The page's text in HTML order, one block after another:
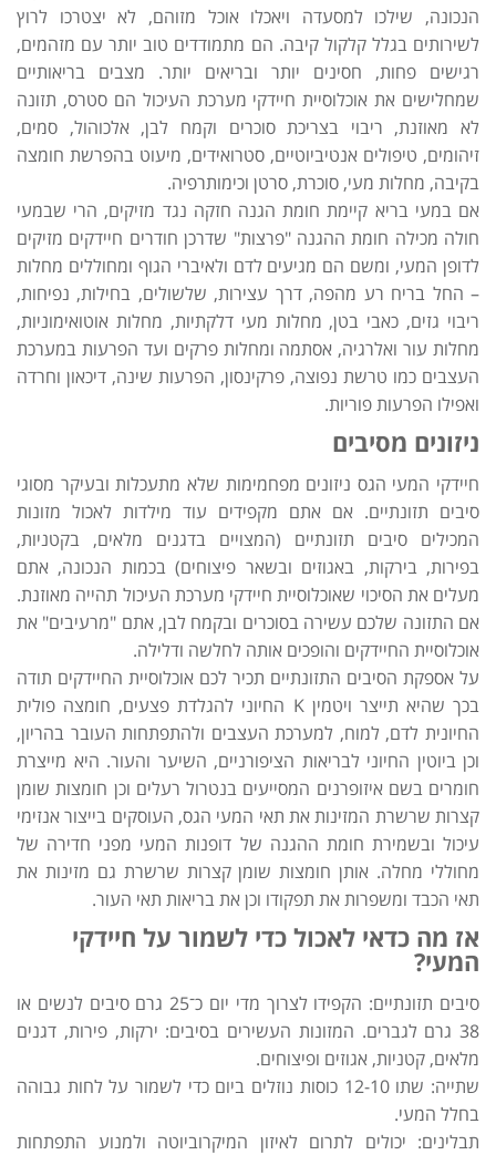
הנכונה, שילכו למסעדה ויאכלו אוכל מזוהם, לא יצטרכו לרוץ
לשירותים בגלל קלקול קיבה. הם מתמודדים טוב יותר עם מזהמים,
רגישים פחות, חסינים יותר ובריאים יותר. מצבים בריאותיים
שמחלישים את אוכלוסיית חיידקי מערכת העיכול הם סטרס, תזונה
לא מאוזנת, ריבוי בצריכת סוכרים וקמח לבן, אלכוהול, סמים,
זיהומים, טיפולים אנטיביוטיים, סטרואידים, מיעוט בהפרשת חומצה
בקיבה, מחלות מעי, סוכרת, סרטן וכימותרפיה.
אם במעי בריא קיימת חומת הגנה חזקה נגד מזיקים, הרי שבמעי
חולה מכילה חומת ההגנה "פרצות" שדרכן חודרים חיידקים מזיקים
לדופן המעי, ומשם הם מגיעים לדם ולאיברי הגוף ומחוללים מחלות
– החל בריח רע מהפה, דרך עצירות, שלשולים, בחילות, נפיחות,
ריבוי גזים, כאבי בטן, מחלות מעי דלקתיות, מחלות אוטואימוניות,
מחלות עור ואלרגיה, אסתמה ומחלות פרקים ועד הפרעות במערכת
העצבים כמו טרשת נפוצה, פרקינסון, הפרעות שינה, דיכאון וחרדה
ואפילו הפרעות פוריות.
ניזונים מסיבים
חיידקי המעי הגס ניזונים מפחמימות שלא מתעכלות ובעיקר מסוגי
סיבים תזונתיים. אם אתם מקפידים עוד מילדות לאכול מזונות
המכילים סיבים תזונתיים (המצויים בדגנים מלאים, בקטניות,
בפירות, בירקות, באגוזים ובשאר פיצוחים) בכמות הנכונה, אתם
מעלים את הסיכוי שאוכלוסיית חיידקי מערכת העיכול תהייה מאוזנת.
אם התזונה שלכם עשירה בסוכרים ובקמח לבן, אתם "מרעיבים" את
אוכלוסיית החיידקים והופכים אותה לחלשה ודלילה.
על אספקת הסיבים התזונתיים תכיר לכם אוכלוסיית החיידקים תודה
בכך שהיא תייצר ויטמין K החיוני להגלדת פצעים, חומצה פולית
החיונית לדם, למוח, למערכת העצבים ולהתפתחות העובר בהריון,
וכן ביוטין החיוני לבריאות הציפורניים, השיער והעור. היא מייצרת
חומרים בשם איזופרנים המסייעים בנטרול רעלים וכן חומצות שומן
קצרות שרשרת המזינות את תאי המעי הגס, העוסקים בייצור אנזימי
עיכול ובשמירת חומת ההגנה של דופנות המעי מפני חדירה של
מחוללי מחלה. אותן חומצות שומן קצרות שרשרת גם מזינות את
תאי הכבד ומשפרות את תפקודו וכן את בריאות תאי העור.
אז מה כדאי לאכול כדי לשמור על חיידקי
המעי?
סיבים תזונתיים: הקפידו לצרוך מדי יום כ־25 גרם סיבים לנשים או
38 גרם לגברים. המזונות העשירים בסיבים: ירקות, פירות, דגנים
מלאים, קטניות, אגוזים ופיצוחים.
שתייה: שתו 12-10 כוסות נוזלים ביום כדי לשמור על לחות גבוהה
בחלל המעי.
תבלינים: יכולים לתרום לאיזון המיקרוביוטה ולמנוע התפתחות